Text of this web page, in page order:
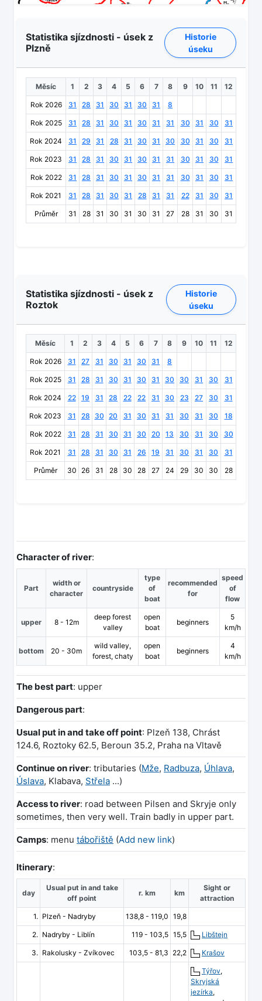
Statistika sjízdnosti - úsek z
Plzně
Historie
úseku
Měsíc 1 2 3 4 5 6 7 8 9 10 11 12
Rok 2026 31 28 31 30 31 30 31 8
Rok 2025 31 28 31 30 31 30 31 31 30 31 30 31
Rok 2024 31 29 31 28 31 30 31 30 30 31 30 31
Rok 2023 31 28 31 30 31 30 31 31 30 31 30 31
Rok 2022 31 28 31 30 31 30 31 31 30 31 30 31
Rok 2021 31 28 31 30 31 28 31 31 22 31 30 31
Průměr 31 28 31 30 31 30 31 27 28 31 30 31
Statistika sjízdnosti - úsek z
Roztok
Historie
úseku
Měsíc 1 2 3 4 5 6 7 8 9 10 11 12
Rok 2026 31 27 31 30 31 30 31 8
Rok 2025 31 28 31 30 31 30 31 30 30 31 30 31
Rok 2024 22 19 31 28 22 22 31 30 23 27 30 31
Rok 2023 31 28 30 20 31 30 31 31 30 31 30 18
Rok 2022 31 28 31 30 31 30 20 13 30 31 30 30
Rok 2021 31 28 31 30 31 26 19 31 30 31 30 31
Průměr 30 26 31 28 30 28 27 24 29 30 30 28
Character of river:
Part
width or
character
countryside
type
of
boat
recommended
for
speed
of
flow
upper 8 - 12m
deep forest
valley
open
boat
beginners
5
km/h
bottom 20 - 30m
wild valley,
forest, chaty
open
boat
beginners
4
km/h
The best part: upper
Dangerous part:
Usual put in and take off point: Plzeň 138, Chrást
124.6, Roztoky 62.5, Beroun 35.2, Praha na Vltavě
Continue on river: tributaries (Mže, Radbuza, Úhlava,
Úslava, Klabava, Střela ...)
Access to river: road between Pilsen and Skryje only
sometimes, then very well. Train badly in upper part.
Camps: menu tábořiště (Add new link)
Itinerary:
day
Usual put in and take
off point
r. km km
Sight or
attraction
1. Plzeň - Nadryby 138,8 - 119,0 19,8
2. Nadryby - Liblín 119 - 103,5 15,5 Libštejn
3. Rakolusky - Zvíkovec 103,5 - 81,3 22,2 Krašov
Týřov,
Skryjská
jezírka,